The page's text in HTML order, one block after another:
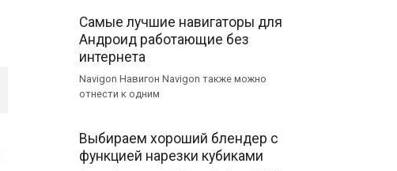
Самые лучшие навигаторы для
Андроид работающие без
интернета
Navigon Навигон Navigon также можно
отнести к одним
Выбираем хороший блендер с
функцией нарезки кубиками